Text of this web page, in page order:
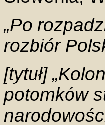
„Po
rozbiór
[tytuł]
potomków